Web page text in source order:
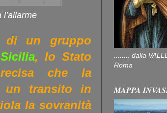
di un gruppo
, lo Stato
che la
un transito in
la sovranità
........ dalla
Roma
MAPPA